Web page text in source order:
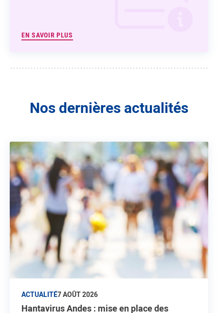
EN SAVOIR PLUS
Nos dernières actualités
ACTUALITÉ7 AOÛT 2026
Hantavirus Andes : mise en place des